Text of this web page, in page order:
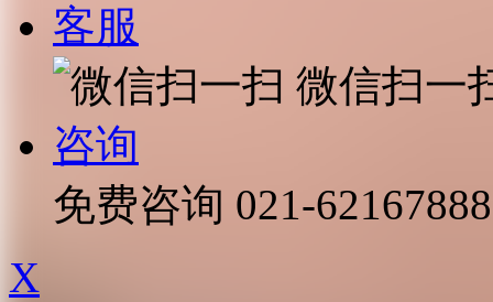
客服
微信扫一
咨询
免费咨询 021-62167888
X